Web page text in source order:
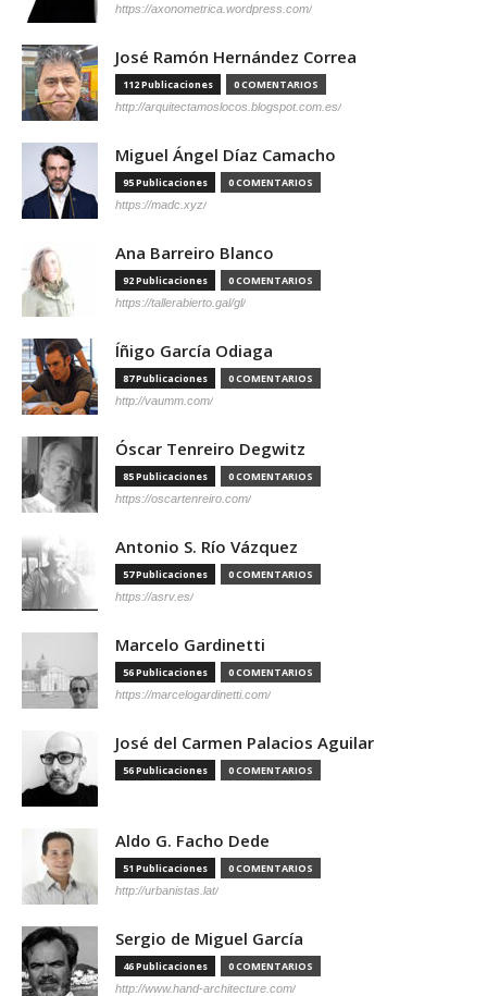
https://axonometrica.wordpress.com/
José Ramón Hernández Correa
112 Publicaciones 0 COMENTARIOS
http://arquitectamoslocos.blogspot.com.es/
Miguel Ángel Díaz Camacho
95 Publicaciones 0 COMENTARIOS
https://madc.xyz/
Ana Barreiro Blanco
92 Publicaciones 0 COMENTARIOS
https://tallerabierto.gal/gl/
Íñigo García Odiaga
87 Publicaciones 0 COMENTARIOS
http://vaumm.com/
Óscar Tenreiro Degwitz
85 Publicaciones 0 COMENTARIOS
https://oscartenreiro.com/
Antonio S. Río Vázquez
57 Publicaciones 0 COMENTARIOS
https://asrv.es/
Marcelo Gardinetti
56 Publicaciones 0 COMENTARIOS
https://marcelogardinetti.com/
José del Carmen Palacios Aguilar
56 Publicaciones 0 COMENTARIOS
Aldo G. Facho Dede
51 Publicaciones 0 COMENTARIOS
http://urbanistas.lat/
Sergio de Miguel García
46 Publicaciones 0 COMENTARIOS
http://www.hand-architecture.com/